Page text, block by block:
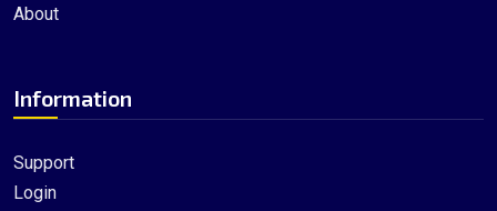
About
Information
Support
Login